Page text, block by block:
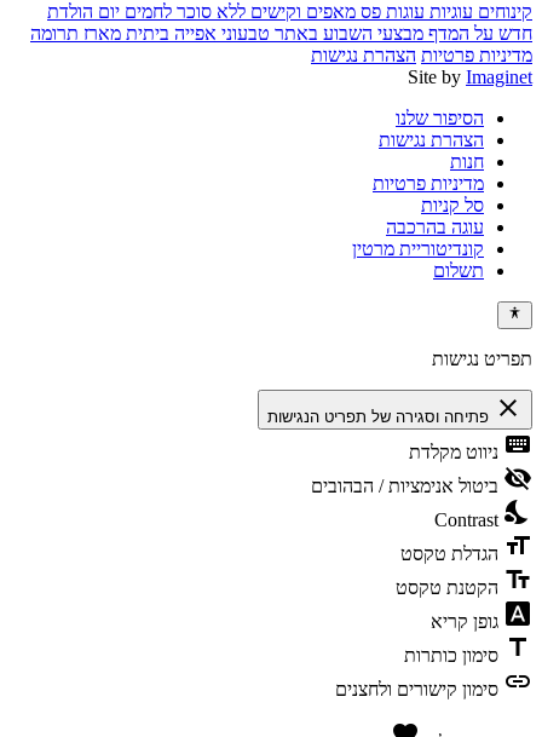
קינוחים עוגיות עוגות פס מאפים וקישים ללא סוכר לחמים יום הולדת
חדש על המדף מבצעי השבוע באתר טבעוני אפייה ביתית מארז תרומה
מדיניות פרטיות הצהרת נגישות
Site by Imaginet
הסיפור שלנו
הצהרת נגישות
חנות
מדיניות פרטיות
סל קניות
עוגה בהרכבה
קונדיטוריית מרטין
תשלום
תפריט נגישות
close פתיחה וסגירה של תפריט הנגישות
keyboard ניווט מקלדת
visibility_off ביטול אנימציות / הבהובים
nights_stay
Contrast
format_size הגדלת טקסט
text_fields הקטנת טקסט
font_download גופן קריא
title סימון כותרות
link סימון קישורים ולחצנים